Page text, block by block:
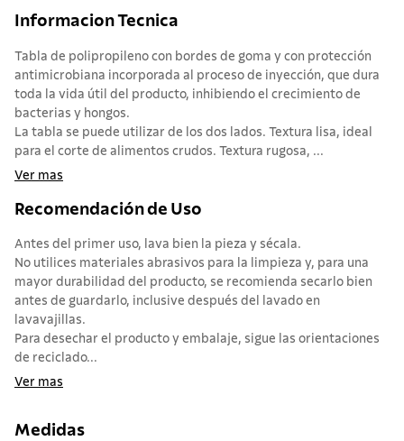
Informacion Tecnica
Tabla de polipropileno con bordes de goma y con protección
antimicrobiana incorporada al proceso de inyección, que dura
toda la vida útil del producto, inhibiendo el crecimiento de
bacterias y hongos.
La tabla se puede utilizar de los dos lados. Textura lisa, ideal
para el corte de alimentos crudos. Textura rugosa, ...
Ver mas
Recomendación de Uso
Antes del primer uso, lava bien la pieza y sécala.
No utilices materiales abrasivos para la limpieza y, para una
mayor durabilidad del producto, se recomienda secarlo bien
antes de guardarlo, inclusive después del lavado en
lavavajillas.
Para desechar el producto y embalaje, sigue las orientaciones
de reciclado...
Ver mas
Medidas